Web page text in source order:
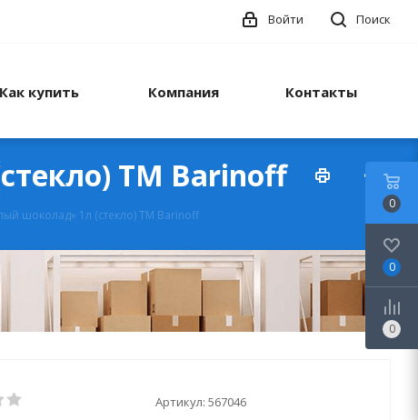
Поиск
Войти
Как купить Компания Контакты
ТМ Barinoff
шоколад» 1л (стекло) ТМ Barinoff
Артикул: 567046
0
0
0